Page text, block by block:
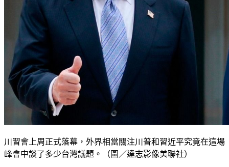
川習會上周正式落幕，外界相當關注川普和習近平究竟在這場
峰會中談了多少台灣議題。（圖／達志影像美聯社）